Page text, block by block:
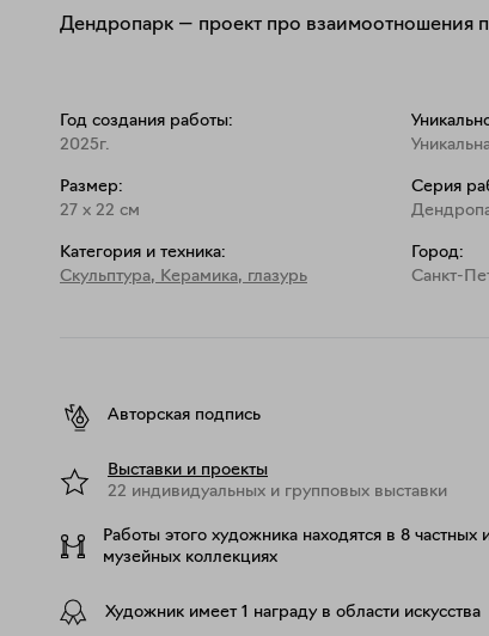
Дендропарк — проект про взаимоотношения
Год создания работы:
2025г.
Размер:
27 x 22 см
Категория и техника:
Скульптура, Керамика, глазурь
Серия
Город:
Санкт-
Авторская подпись
Выставки и проекты
22 индивидуальных и групповых выставки
Работы этого художника находятся в 8 частных
музейных коллекциях
Художник имеет 1 награду в области искусства